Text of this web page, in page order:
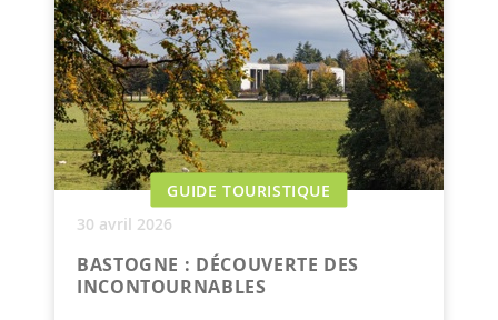
GUIDE TOURISTIQUE
30 avril 2026
BASTOGNE : DÉCOUVERTE DES
INCONTOURNABLES